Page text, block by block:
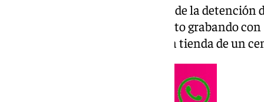
La investigación se inició a raíz de la detención
2025, cuando este fue descubierto grabando
probador de ropa de una famosa tienda de un